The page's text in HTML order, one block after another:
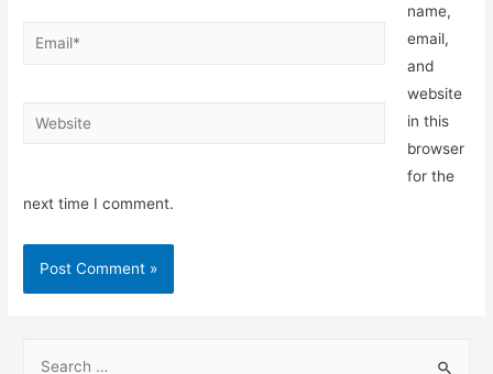
name,
email,
and
website
in this
browser
for the
next time I comment.